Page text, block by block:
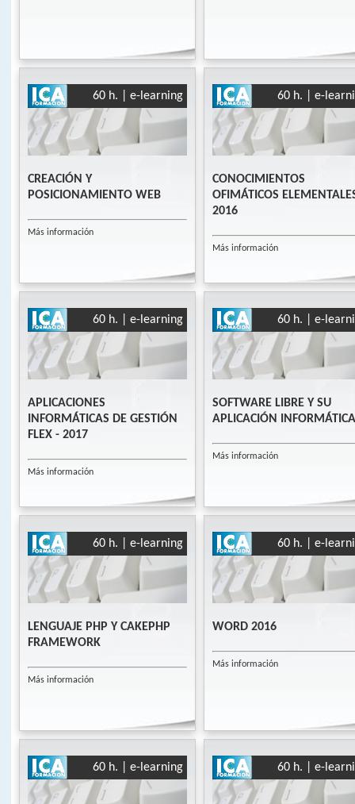
60 h. | e-learning
CREACIÓN Y
POSICIONAMIENTO WEB
Más información
60 h. | e-
CONOCIMIENTOS
OFIMÁTICOS
2016
Más información
60 h. | e-learning
APLICACIONES
INFORMÁTICAS DE GESTIÓN
FLEX - 2017
Más información
60 h. | e-
SOFTWARE LIBRE Y SU
APLICACIÓN INFORMÁTICA
Más información
60 h. | e-learning
LENGUAJE PHP Y CAKEPHP
FRAMEWORK
Más información
60 h. | e-
WORD 2016
Más información
60 h. | e-learning 60 h. | e-